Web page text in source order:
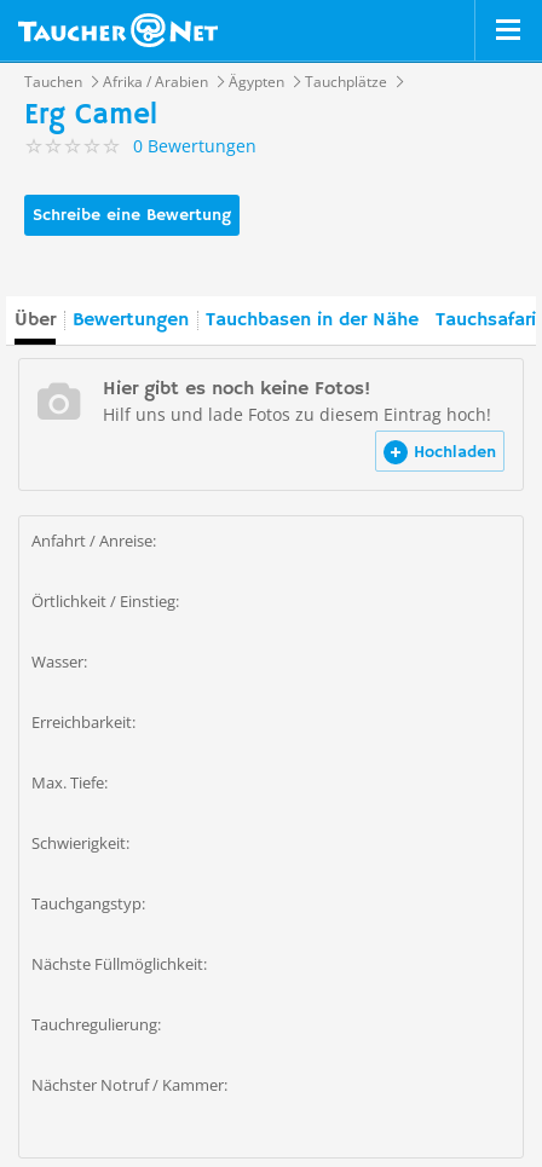
Tauchen Afrika / Arabien Ägypten Tauchplätze
Erg Camel
0 Bewertungen
Schreibe eine Bewertung
Über Bewertungen Tauchbasen in der Nähe
Hier gibt es noch keine Fotos!
Hilf uns und lade Fotos zu diesem Eintrag hoch!
Hochladen
Anfahrt / Anreise:
Örtlichkeit / Einstieg:
Wasser:
Erreichbarkeit:
Max. Tiefe:
Schwierigkeit:
Tauchgangstyp:
Nächste Füllmöglichkeit:
Tauchregulierung:
Nächster Notruf / Kammer: